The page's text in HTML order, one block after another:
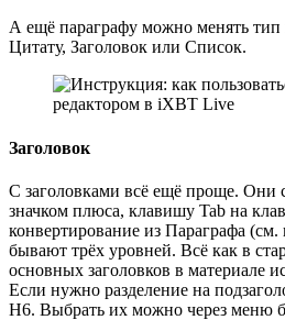
А ещё параграфу можно менять тип
Цитату, Заголовок или Список.
Заголовок
С заголовками всё ещё проще. Они
значком плюса, клавишу Tab на
конвертирование из Параграфа
бывают трёх уровней. Всё как в
основных заголовков в материале
Если нужно разделение на
H6. Выбрать их можно через меню